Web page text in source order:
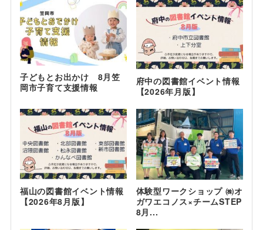
子どもとお出かけ 8月笠
岡市子育て支援情報
府中の図書館イベント情報
【2026年月版】
福山の図書館イベント情報
【2026年8月版】
体験型ワークショップ ㈱オ
ガワエコノス×チームSTEP
8月...